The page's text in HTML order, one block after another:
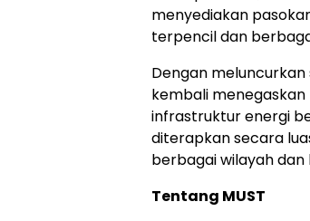
menyediakan
terpencil dan
Dengan meluncurkan
kembali
infrastruktur energi
diterapkan secara
berbagai wilayah dan
Tentang MUST